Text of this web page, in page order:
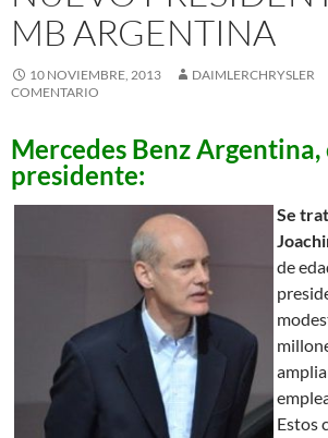
MB ARGENTINA
10 NOVIEMBRE, 2013 DAIMLERCHRYSLER
COMENTARIO
Mercedes Benz Argentina,
presidente:
Se
de
Estos